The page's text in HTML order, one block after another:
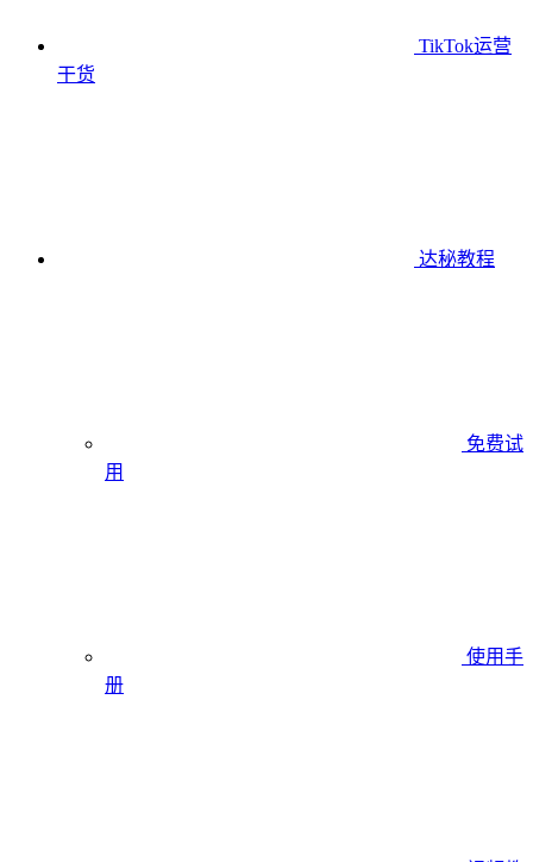
TikTok运营
干货
达秘教程
免费试
用
使用手
册